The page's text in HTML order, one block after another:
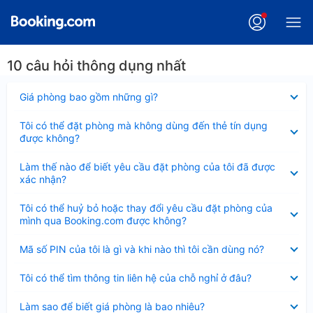
10 câu hỏi thông dụng nhất
Giá phòng bao gồm những gì?
thu
Tôi có thể đặt phòng mà không dùng đến thẻ tín dụng
được không?
thu
gọn
Làm thế nào để biết yêu cầu đặt phòng của tôi đã được
xác nhận?
thu
gọn
Tôi có thể huỷ bỏ hoặc thay đổi yêu cầu đặt phòng của
mình qua Booking.com được không?
thu
gọn
Mã số PIN của tôi là gì và khi nào thì tôi cần dùng nó?
thu
Tôi có thể tìm thông tin liên hệ của chỗ nghỉ ở đâu?
thu
Làm sao để biết giá phòng là bao nhiêu?
thu